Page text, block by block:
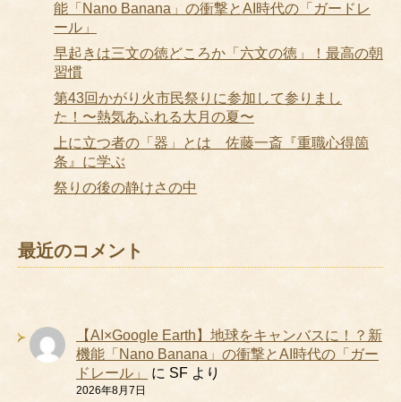
能「Nano Banana」の衝撃とAI時代の「ガードレ
ール」
早起きは三文の徳どころか「六文の徳」！最高の朝
習慣
第43回かがり火市民祭りに参加して参りまし
た！〜熱気あふれる大月の夏〜
上に立つ者の「器」とは 佐藤一斎『重職心得箇
条』に学ぶ
祭りの後の静けさの中
最近のコメント
【AI×Google Earth】地球をキャンバスに！？新
機能「Nano Banana」の衝撃とAI時代の「ガー
ドレール」
に SF より
2026年8月7日